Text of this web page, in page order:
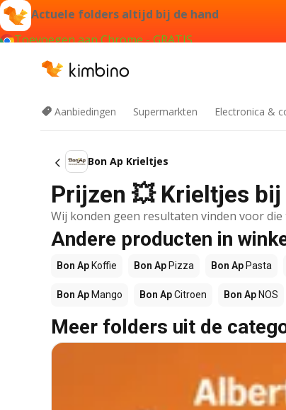
Actuele folders altijd bij de hand
Toevoegen aan Chrome - GRATIS
Aanbiedingen Supermarkten Electronica &
Bon Ap Krieltjes
Prijzen 💥 Krieltjes
Wij konden geen resultaten vinden voor die
Andere producten in
Bon Ap Koffie Bon Ap Pizza Bon Ap Pasta
Bon Ap Mango Bon ApCitroen Bon Ap NOS
Meer folders uit de